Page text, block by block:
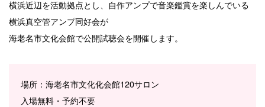
横浜近辺を活動拠点とし、自作アンプで音楽鑑賞を楽しんでいる
横浜真空管アンプ同好会が
海老名市文化会館で公開試聴会を開催します。
場所：海老名市文化化会館120サロン
入場無料・予約不要